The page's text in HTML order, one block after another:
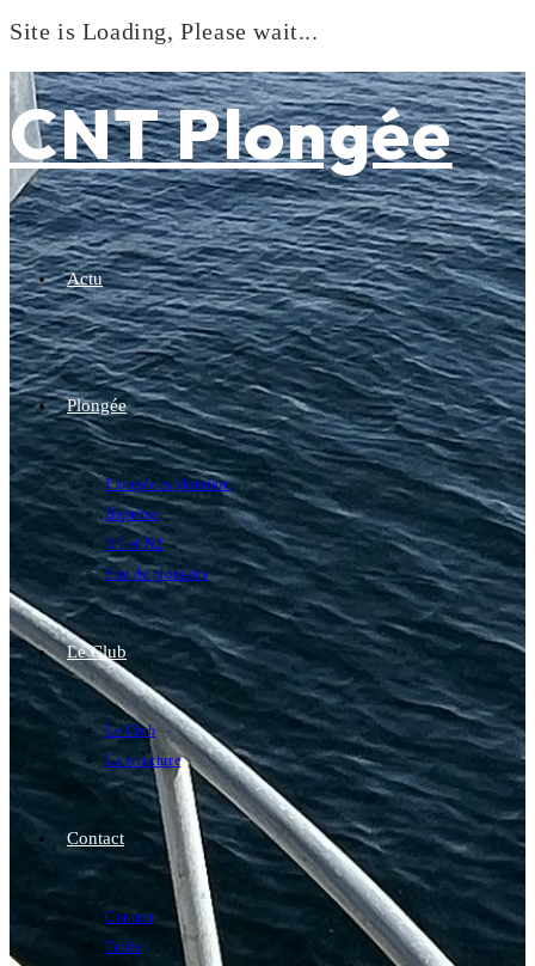
Site is Loading, Please wait...
to
content
CNT Plongée
Actu
Plongée
Plongée exploration
Baptême
N1 et N2
Site de plongées
Le Club
Le Club
La structure
Contact
Contact
Tarifs